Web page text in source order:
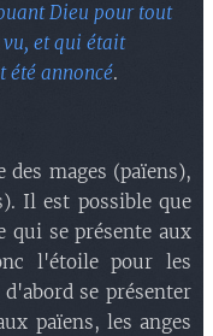
Dieu pour tout
et qui était
été annoncé.
mages (païens),
Il est possible que
qui se présente aux
l'étoile pour les
se présenter
païens, les anges